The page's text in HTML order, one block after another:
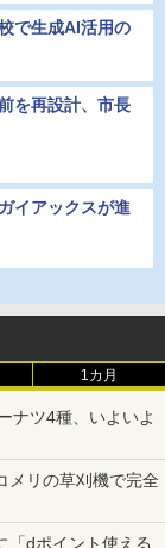
で生成AI活用の
を再設計、市長
イアックスが進
1カ月
ナツ4種、いよいよ
メリの草刈機で完全
「dポイント使える